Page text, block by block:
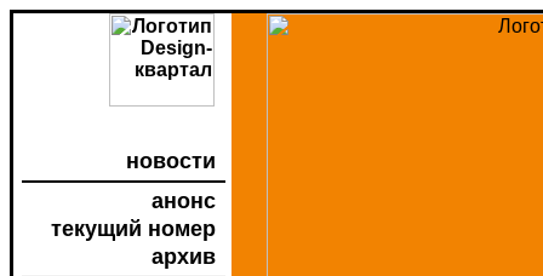
новости
анонс
текущий номер
архив